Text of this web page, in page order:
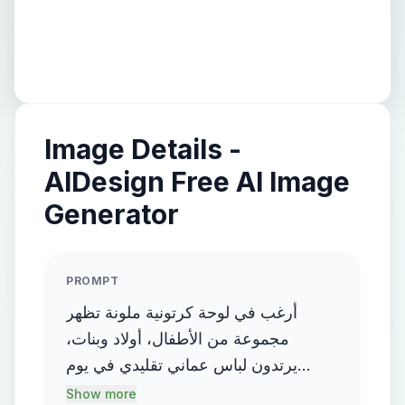
Image Details -
AIDesign Free AI Image
Generator
PROMPT
أرغب في لوحة كرتونية ملونة تظهر
مجموعة من الأطفال، أولاد وبنات،
يرتدون لباس عماني تقليدي في يوم
العودة إلى المدرسة. اللوحة تتضمن
Show more